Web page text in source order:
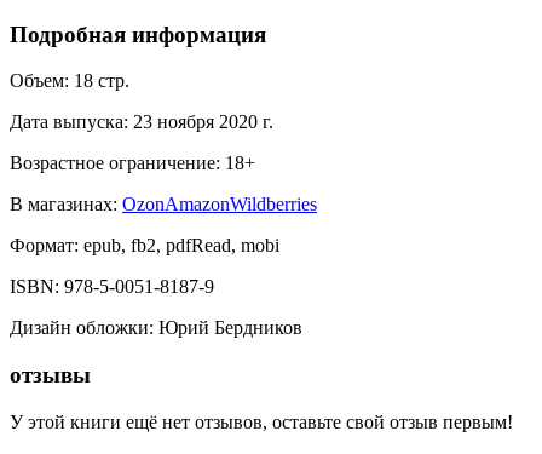
Подробная информация
Объем: 18 стр.
Дата выпуска: 23 ноября 2020 г.
Возрастное ограничение: 18+
В магазинах: OzonAmazonWildberries
Формат: epub, fb2, pdfRead, mobi
ISBN: 978-5-0051-8187-9
Дизайн обложки: Юрий Бердников
отзывы
У этой книги ещё нет отзывов, оставьте свой отзыв первым!